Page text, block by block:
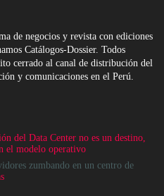
de negocios y revista con ediciones
Catálogos-Dossier. Todos
cerrado al canal de distribución del
y comunicaciones en el Perú.
del Data Center no es un destino,
el modelo operativo
zumbando en un centro de
: